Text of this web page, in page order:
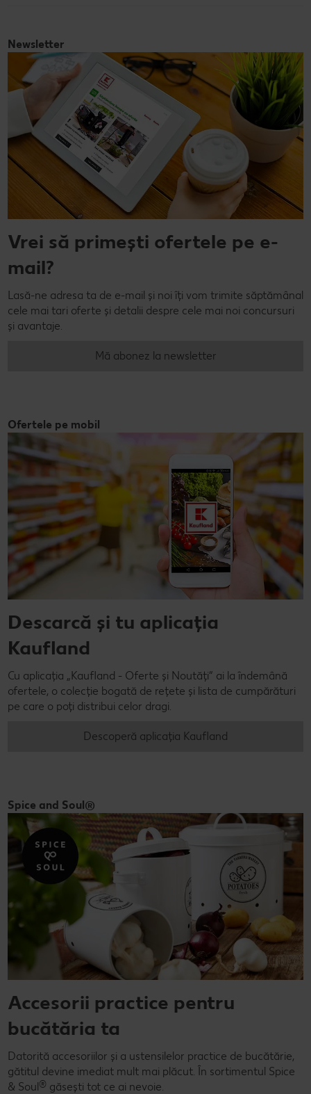
Newsletter
Vrei să primești ofertele pe e-
mail?
Lasă-ne adresa ta de e-mail și noi îți vom trimite săptămânal
cele mai tari oferte și detalii despre cele mai noi concursuri
și avantaje.
Mă abonez la newsletter
Ofertele pe mobil
Descarcă și tu aplicația
Kaufland
Cu aplicația „Kaufland - Oferte și Noutăți” ai la îndemână
ofertele, o colecție bogată de rețete și lista de cumpărături
pe care o poți distribui celor dragi.
Descoperă aplicația Kaufland
Spice and Soul®
Accesorii practice pentru
bucătăria ta
Datorită accesoriilor și a ustensilelor practice de bucătărie,
gătitul devine imediat mult mai plăcut. În sortimentul Spice
& Soul® găsești tot ce ai nevoie.